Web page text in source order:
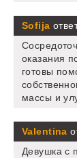
Sofija
оказания
готовы
массы и
Valentina
Девушка с